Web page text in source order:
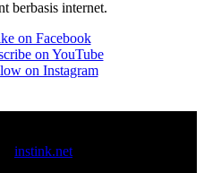
berbasis internet.
on Facebook
on YouTube
on Instagram
instink.net